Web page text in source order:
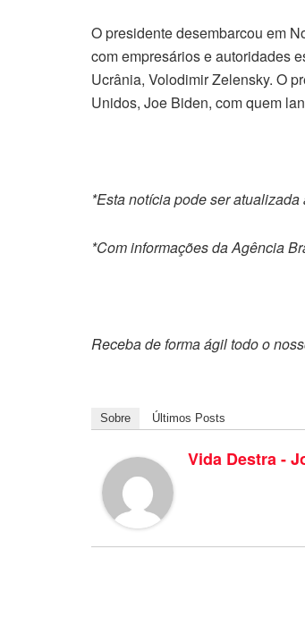
O presidente desembarcou em
com empresários e autoridades
Ucrânia, Volodimir Zelensky. O
Unidos, Joe Biden, com quem
*Esta notícia pode ser
*Com informações da Agência
Receba de forma ágil todo o
Sobre Últimos Posts
Vida Destra -